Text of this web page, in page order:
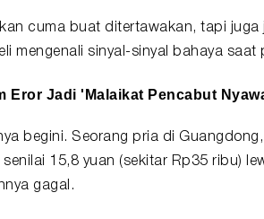
cuma buat ditertawakan, tapi
mengenali sinyal-sinyal bahaya saat
Eror Jadi 'Malaikat Pencabut
begini. Seorang pria di
15,8 yuan (sekitar Rp35 ribu)
gagal.